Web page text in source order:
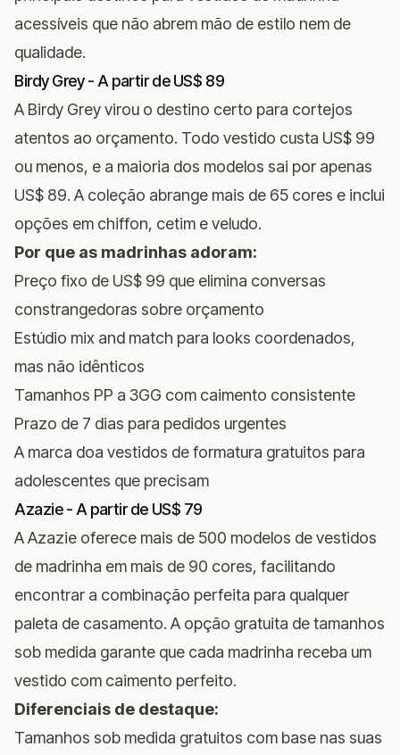
acessíveis que não abrem mão de estilo nem de
qualidade.
Birdy Grey - A partir de US$ 89
A Birdy Grey virou o destino certo para cortejos
atentos ao orçamento. Todo vestido custa US$ 99
ou menos, e a maioria dos modelos sai por apenas
US$ 89. A coleção abrange mais de 65 cores e inclui
opções em chiffon, cetim e veludo.
Por que as madrinhas adoram:
Preço fixo de US$ 99 que elimina conversas
constrangedoras sobre orçamento
Estúdio mix and match para looks coordenados,
mas não idênticos
Tamanhos PP a 3GG com caimento consistente
Prazo de 7 dias para pedidos urgentes
A marca doa vestidos de formatura gratuitos para
adolescentes que precisam
Azazie - A partir de US$ 79
A Azazie oferece mais de 500 modelos de vestidos
de madrinha em mais de 90 cores, facilitando
encontrar a combinação perfeita para qualquer
paleta de casamento. A opção gratuita de tamanhos
sob medida garante que cada madrinha receba um
vestido com caimento perfeito.
Diferenciais de destaque:
Tamanhos sob medida gratuitos com base nas suas